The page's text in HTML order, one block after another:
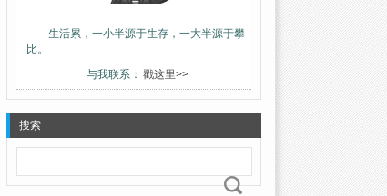
生活累，一小半源于生存，一大半源于攀
比。
与我联系： 戳这里>>
搜索